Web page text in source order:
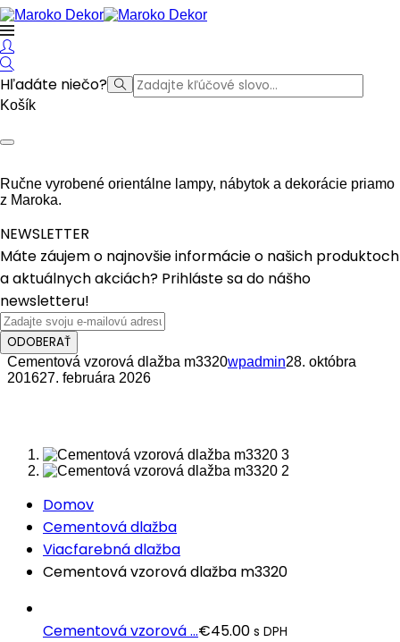
Hľadáte niečo?
Košík
Ručne vyrobené orientálne lampy, nábytok a dekorácie priamo
z Maroka.
NEWSLETTER
Máte záujem o najnovšie informácie o našich produktoch
a aktuálnych akciách? Prihláste sa do nášho
newsletteru!
ODOBERAŤ
Cementová vzorová dlažba m3320wpadmin28. októbra
201627. februára 2026
Domov
Cementová dlažba
Viacfarebná dlažba
Cementová vzorová dlažba m3320
Cementová vzorová ...€45.00 s DPH